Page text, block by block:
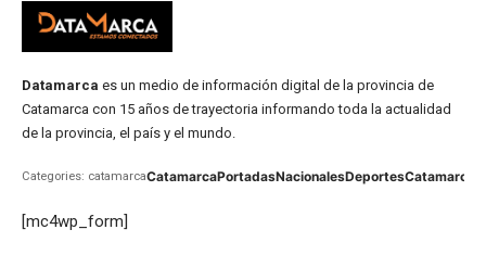
Datamarca es un medio de información digital de la provincia de
Catamarca con 15 años de trayectoria informando toda la actualidad
de la provincia, el país y el mundo.
Categories: catamarcaCatamarcaPortadasNacionalesDeportesCatamarca
[mc4wp_form]